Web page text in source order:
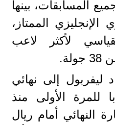
جميع المسابقات، بينها
الإنجليزي الممتاز،
لأكثر لاعب
ليفربول إلى نهائي
للمرة الأولى منذ
النهائي أمام ريال